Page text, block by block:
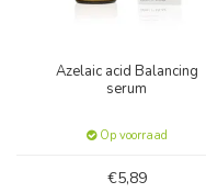
Azelaic acid Balancing
serum
Op voorraad
€5,89